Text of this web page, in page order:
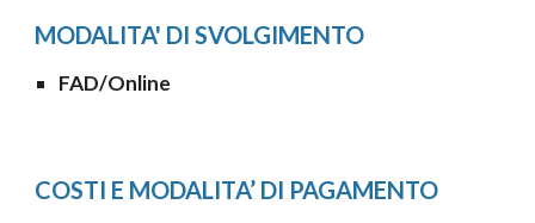
MODALITA' DI SVOLGIMENTO
FAD/Online
COSTI E MODALITA’ DI PAGAMENTO